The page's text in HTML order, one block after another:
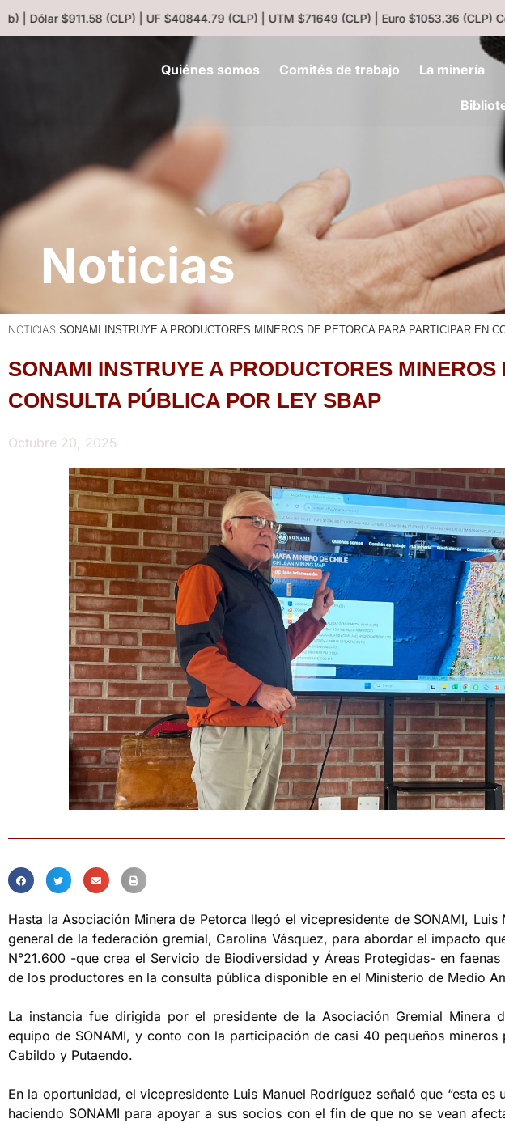
Dólar $911.58 (CLP) | UF $40844.79 (CLP) | UTM $71649 (CLP) | Euro $1053.36 (CLP)
Quiénes somos Comités de trabajo La minería
Noticias
NOTICIAS SONAMI INSTRUYE A PRODUCTORES MINEROS DE PETORCA PARA PARTICIPAR EN
SONAMI INSTRUYE A PRODUCTORES
CONSULTA PÚBLICA POR LEY SBAP
Octubre 20, 2025
Hasta la Asociación Minera de Petorca llegó el vicepresidente de SONAMI,
general de la federación gremial, Carolina Vásquez, para abordar el impacto
N°21.600 -que crea el Servicio de Biodiversidad y Áreas Protegidas- en
de los productores en la consulta pública disponible en el Ministerio de Medio
La instancia fue dirigida por el presidente de la Asociación Gremial Minera
equipo de SONAMI, y conto con la participación de casi 40 pequeños mineros
Cabildo y Putaendo.
En la oportunidad, el vicepresidente Luis Manuel Rodríguez señaló que “esta
haciendo SONAMI para apoyar a sus socios con el fin de que no se vean